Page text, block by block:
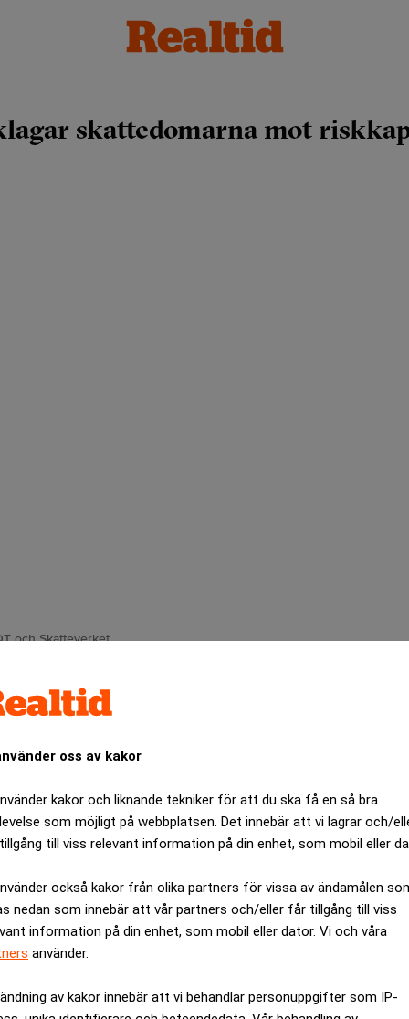
oss av kakor
kakor och liknande tekniker för att du ska få en så bra
som möjligt på webbplatsen. Det innebär att vi lagrar och/
till viss relevant information på din enhet, som mobil eller
också kakor från olika partners för vissa av ändamålen
nedan som innebär att vår partners och/eller får tillgång till viss
information på din enhet, som mobil eller dator. Vi och våra
använder.
av kakor innebär att vi behandlar personuppgifter som IP-
skattedomarna mot
och Skatteverket.
hos Skatteverket har överklagat flera av